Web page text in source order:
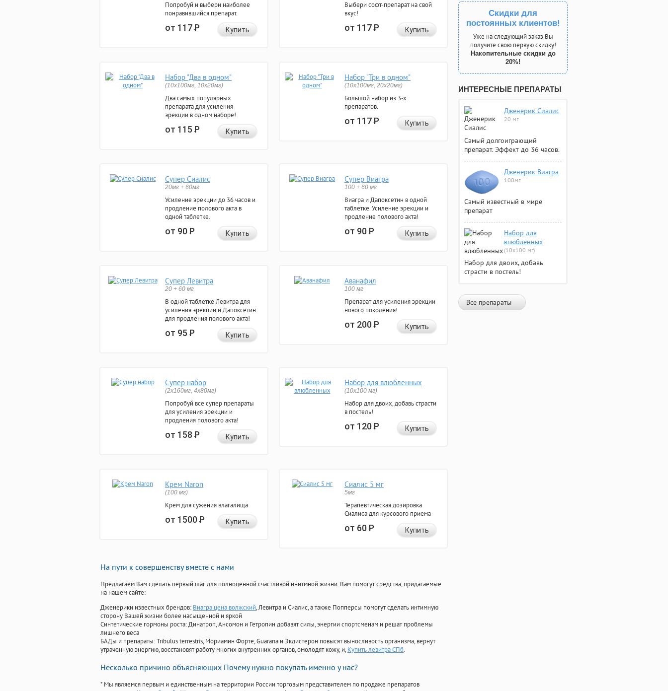
Попробуй и выбери наиболее
понравившийся препарат.
от 117Р Купить
Выбери софт-препарат на свой
вкус!
от 117Р Купить
Набор "Два в одном"
(10x100мг, 10x20мг)
Два самых популярных
препарата для усиления
эрекции в одном наборе!
от 115Р Купить
Набор "Три в одном"
(10x100мг, 20x20мг)
Большой набор из 3-х
препаратов.
от 117Р Купить
Супер Сиалис
20мг + 60мг
Усиление эрекции до 36 часов и
продление полового акта в
одной таблетке.
от 90Р Купить
Супер Виагра
100 + 60 мг
Виагра и Дапоксетин в одной
таблетке. Усиление эрекции и
продление полового акта!
от 90Р Купить
Супер Левитра
20 + 60 мг
В одной таблетке Левитра для
усиления эрекции и Дапоксетин
для продления полового акта!
от 95Р Купить
Аванафил
100 мг
Препарат для усиления эрекции
нового поколения!
от 200Р Купить
Супер набор
(2х160мг, 4х80мг)
Попробуй все супер препараты
для усиления эрекции и
продления полового акта!
от 158Р Купить
Набор для влюбленных
(10х100 мг)
Набор для двоих, добавь страсти
в постель!
от 120Р Купить
Крем Naron
(100 мг)
Крем для сужения влагалища
от 1500Р Купить
Сиалис 5 мг
5мг
Терапевтическая дозировка
Сиалиса для курсового приема
от 60Р Купить
На пути к совершенству вместе с нами
Предлагаем Вам сделать первый шаг для полноценной счастливой инитмной жизни. Вам помогут средства, придагаемые
на нашем сайте:
Дженерики известных брендов: Виагра цена волжский, Левитра и Сиалис, а также Попперсы помогут сделать интимную
сторону Вашей жизни более насыщенной и яркой
Синтетические гормоны роста: Динатроп, Ансомон и Гетропин добавят силы, энергии спортсменам и решат проблемы
лишнего веса
БАДы и препараты:Tribulus terrestris, Мориамин Форте, Guarana и Экдистерон повысят выносливость организма, вернут
утраченную энергию, восстановят работу многих внутренних органов, омолодят кожу, и, Купить левитра СПб.
Несколько причино объясняющих Почему нужно покупать именно у нас?
* Мы являемся первым и единственным на территории России торговым представителем по продаже препаратов
Скидки для
постоянных клиентов!
Уже на следующий заказ Вы
получите свою первую скидку!
Накопительные скидки до
20%!
ИНТЕРЕСНЫЕ ПРЕПАРАТЫ
Дженерик Сиалис
20 мг
Самый долгоиграющий
препарат. Эффект до 36 часов.
Дженерик Виагра
100мг
Самый известный в мире
препарат
Набор для
влюбленных
(10х100 мг)
Набор для двоих, добавь
страсти в постель!
Все препараты